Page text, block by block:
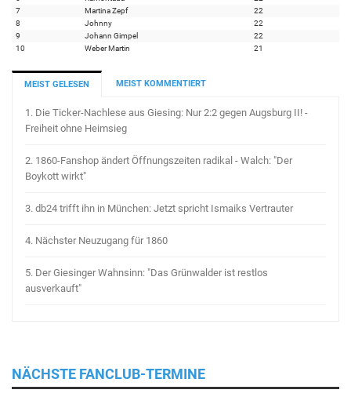
7
Martina Zepf
22
8
Johnny
22
9
Johann Gimpel
22
10
Weber Martin 21
MEIST GELESEN MEIST KOMMENTIERT
1. Die Ticker-Nachlese aus Giesing: Nur 2:2 gegen Augsburg II! -
Freiheit ohne Heimsieg
2. 1860-Fanshop ändert Öffnungszeiten radikal - Walch: "Der
Boykott wirkt"
3. db24 trifft ihn in München: Jetzt spricht Ismaiks Vertrauter
4. Nächster Neuzugang für 1860
5. Der Giesinger Wahnsinn: "Das Grünwalder ist restlos
ausverkauft"
NÄCHSTE FANCLUB-TERMINE